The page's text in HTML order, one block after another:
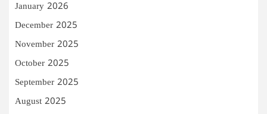
January 2026
December 2025
November 2025
October 2025
September 2025
August 2025